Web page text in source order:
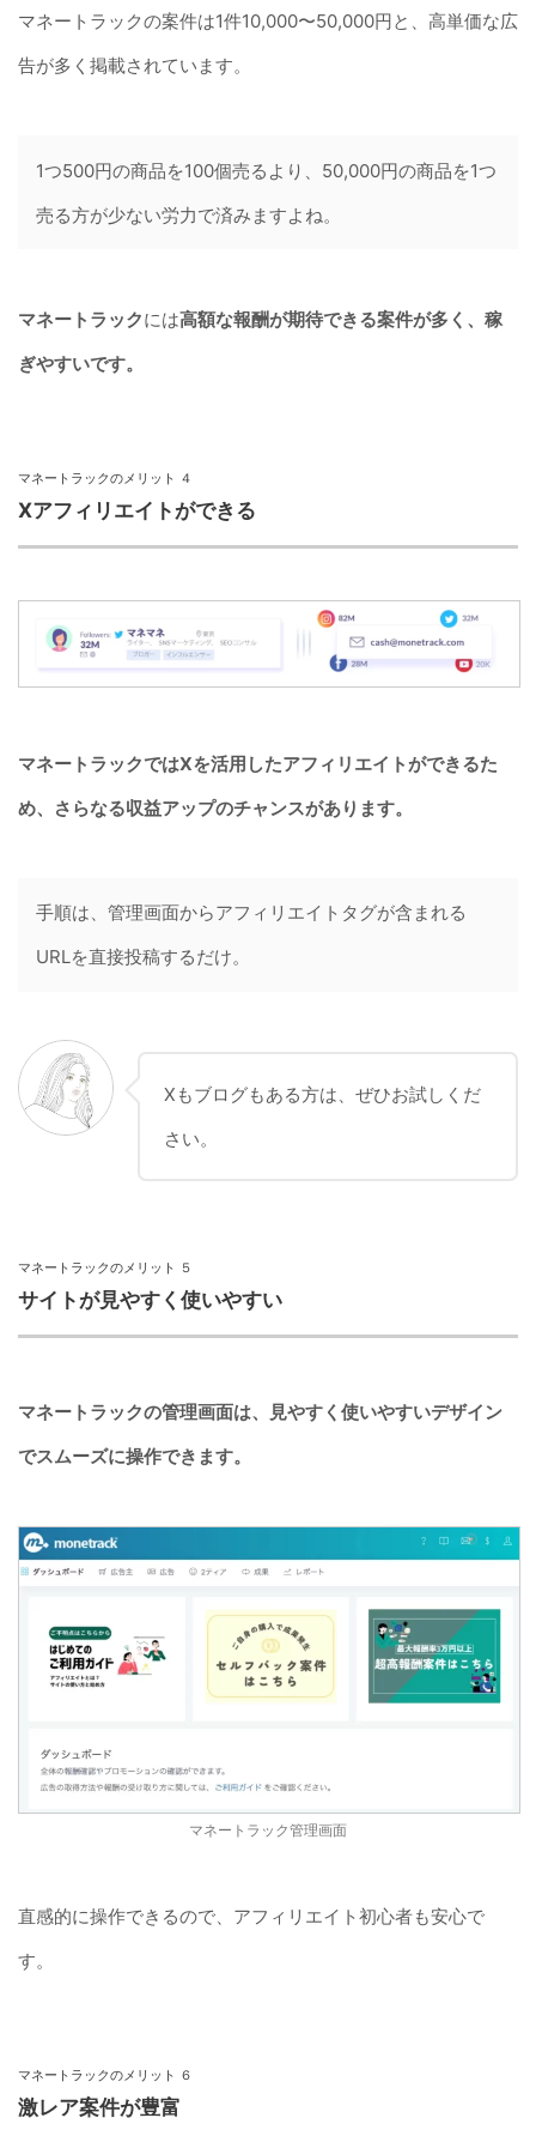
マネートラックの案件は1件10,000〜50,000円と、高単価な広
告が多く掲載されています。
1つ500円の商品を100個売るより、50,000円の商品を1つ
売る方が少ない労力で済みますよね。
マネートラックには高額な報酬が期待できる案件が多く、稼
ぎやすいです。
マネートラックのメリット ４
Xアフィリエイトができる
マネートラックではXを活用したアフィリエイトができるた
め、さらなる収益アップのチャンスがあります。
手順は、管理画面からアフィリエイトタグが含まれる
URLを直接投稿するだけ。
Xもブログもある方は、ぜひお試しくだ
さい。
マネートラックのメリット ５
サイトが見やすく使いやすい
マネートラックの管理画面は、 見やすく使いやすいデザイン
でスムーズに操作できます。
マネートラック管理画面
直感的に操作できるので、アフィリエイト初心者も安心で
す。
マネートラックのメリット ６
激レア案件が豊富